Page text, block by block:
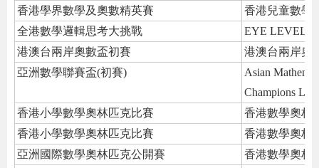
香港學界數學及奧數精英賽
香港兒童數學
全港數學邏輯思考大挑戰
EYE LEVEL
港澳台兩岸奧數盃初賽
港澳台兩岸奧
亞洲數學聯賽盃(初賽)
Asian
Champions
香港小學數學奧林匹克比賽
香港數學奧林
香港小學數學奧林匹克比賽
香港數學奧林
亞洲國際數學奧林匹克公開賽
香港數學奧林